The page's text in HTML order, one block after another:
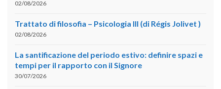
02/08/2026
Trattato di filosofia – Psicologia III (di Régis Jolivet )
02/08/2026
La santificazione del periodo estivo: definire spazi e
tempi per il rapporto con il Signore
30/07/2026